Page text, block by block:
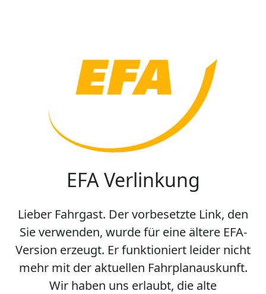
EFA Verlinkung
Lieber Fahrgast. Der vorbesetzte Link, den
Sie verwenden, wurde für eine ältere EFA-
Version erzeugt. Er funktioniert leider nicht
mehr mit der aktuellen Fahrplanauskunft.
Wir haben uns erlaubt, die alte